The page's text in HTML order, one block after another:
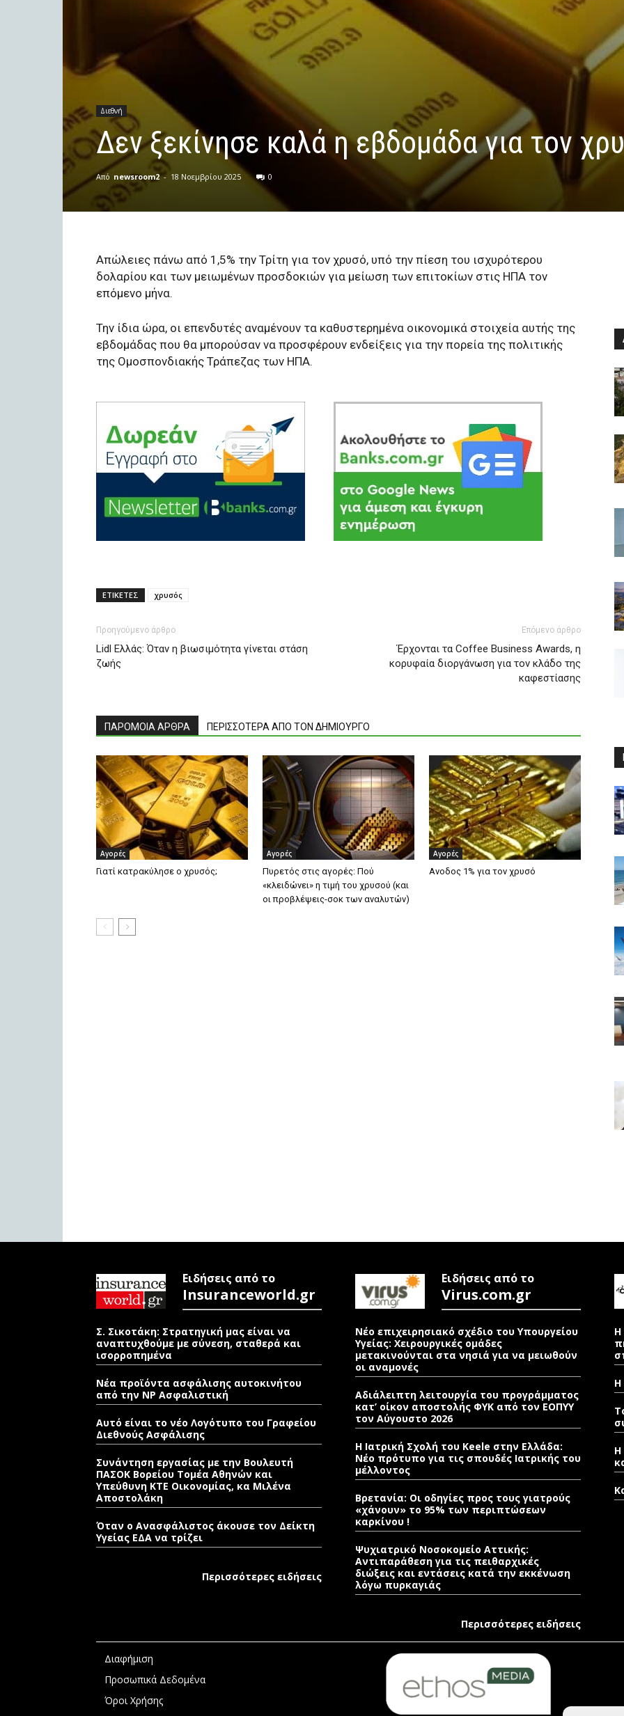
Διεθνή
Δεν ξεκίνησε καλά η εβδομάδα για τον
Από newsroom2 - 18 Νοεμβρίου 2025 0
Απώλειες πάνω από 1,5% την Τρίτη για τον χρυσό, υπό την πίεση του ισχυρότερου
δολαρίου και των μειωμένων προσδοκιών για μείωση των επιτοκίων στις ΗΠΑ τον
επόμενο μήνα.
Την ίδια ώρα, οι επενδυτές αναμένουν τα καθυστερημένα οικονομικά στοιχεία αυτής της
εβδομάδας που θα μπορούσαν να προσφέρουν ενδείξεις για την πορεία της πολιτικής
της Ομοσπονδιακής Τράπεζας των ΗΠΑ.
ΕΤΙΚΕΤΕΣ χρυσός
Προηγούμενο άρθρο
Lidl Ελλάς: Όταν η βιωσιμότητα γίνεται στάση
ζωής
Επόμενο άρθρο
Έρχονται τα Coffee Business Awards, η
κορυφαία διοργάνωση για τον κλάδο της
καφεστίασης
ΠΑΡΟΜΟΙΑ ΑΡΘΡΑ ΠΕΡΙΣΣΟΤΕΡΑ ΑΠΟ ΤΟΝ ΔΗΜΙΟΥΡΓΟ
Αγορές
Γιατί κατρακύλησε ο χρυσός;
Αγορές
Πυρετός στις αγορές: Πού
«κλειδώνει» η τιμή του χρυσού (και
οι προβλέψεις-σοκ των αναλυτών)
Αγορές
Ανοδος 1% για τον χρυσό
Ειδήσεις από το
Insuranceworld.gr
Σ. Σικοτάκη: Στρατηγική μας είναι να
αναπτυχθούμε με σύνεση, σταθερά και
ισορροπημένα
Νέα προϊόντα ασφάλισης αυτοκινήτου
από την NP Ασφαλιστική
Αυτό είναι το νέο Λογότυπο του Γραφείου
Διεθνούς Ασφάλισης
Συνάντηση εργασίας με την Βουλευτή
ΠΑΣΟΚ Βορείου Τομέα Αθηνών και
Υπεύθυνη ΚΤΕ Οικονομίας, κα Μιλένα
Αποστολάκη
Όταν ο Ανασφάλιστος άκουσε τον Δείκτη
Υγείας ΕΔΑ να τρίζει
Περισσότερες ειδήσεις
Ειδήσεις από το
Virus.com.gr
Νέο επιχειρησιακό σχέδιο του Υπουργείου
Υγείας: Χειρουργικές ομάδες
μετακινούνται στα νησιά για να μειωθούν
οι αναμονές
Αδιάλειπτη λειτουργία του προγράμματος
κατ’ οίκον αποστολής ΦΥΚ από τον ΕΟΠΥΥ
τον Αύγουστο 2026
Η Ιατρική Σχολή του Keele στην Ελλάδα:
Νέο πρότυπο για τις σπουδές Ιατρικής του
μέλλοντος
Βρετανία: Οι οδηγίες προς τους γιατρούς
«χάνουν» το 95% των περιπτώσεων
καρκίνου !
Ψυχιατρικό Νοσοκομείο Αττικής:
Αντιπαράθεση για τις πειθαρχικές
διώξεις και εντάσεις κατά την εκκένωση
λόγω πυρκαγιάς
Περισσότερες ειδήσεις
Η
Η
Η
Διαφήμιση
Προσωπικά Δεδομένα
Όροι Χρήσης